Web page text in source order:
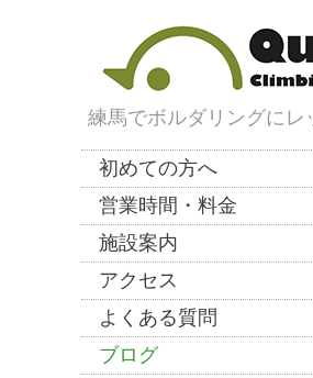
練馬でボルダリングにレ
初めての方へ
営業時間・料金
施設案内
アクセス
よくある質問
ブログ